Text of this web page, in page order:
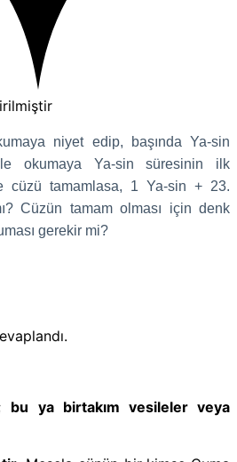
niyet edip, başında Ya-sin
okumaya Ya-sin süresinin ilk
cüzü tamamlasa, 1 Ya-sin + 23.
Cüzün tamam olması için denk
gerekir mi?
bu ya birtakım vesileler veya